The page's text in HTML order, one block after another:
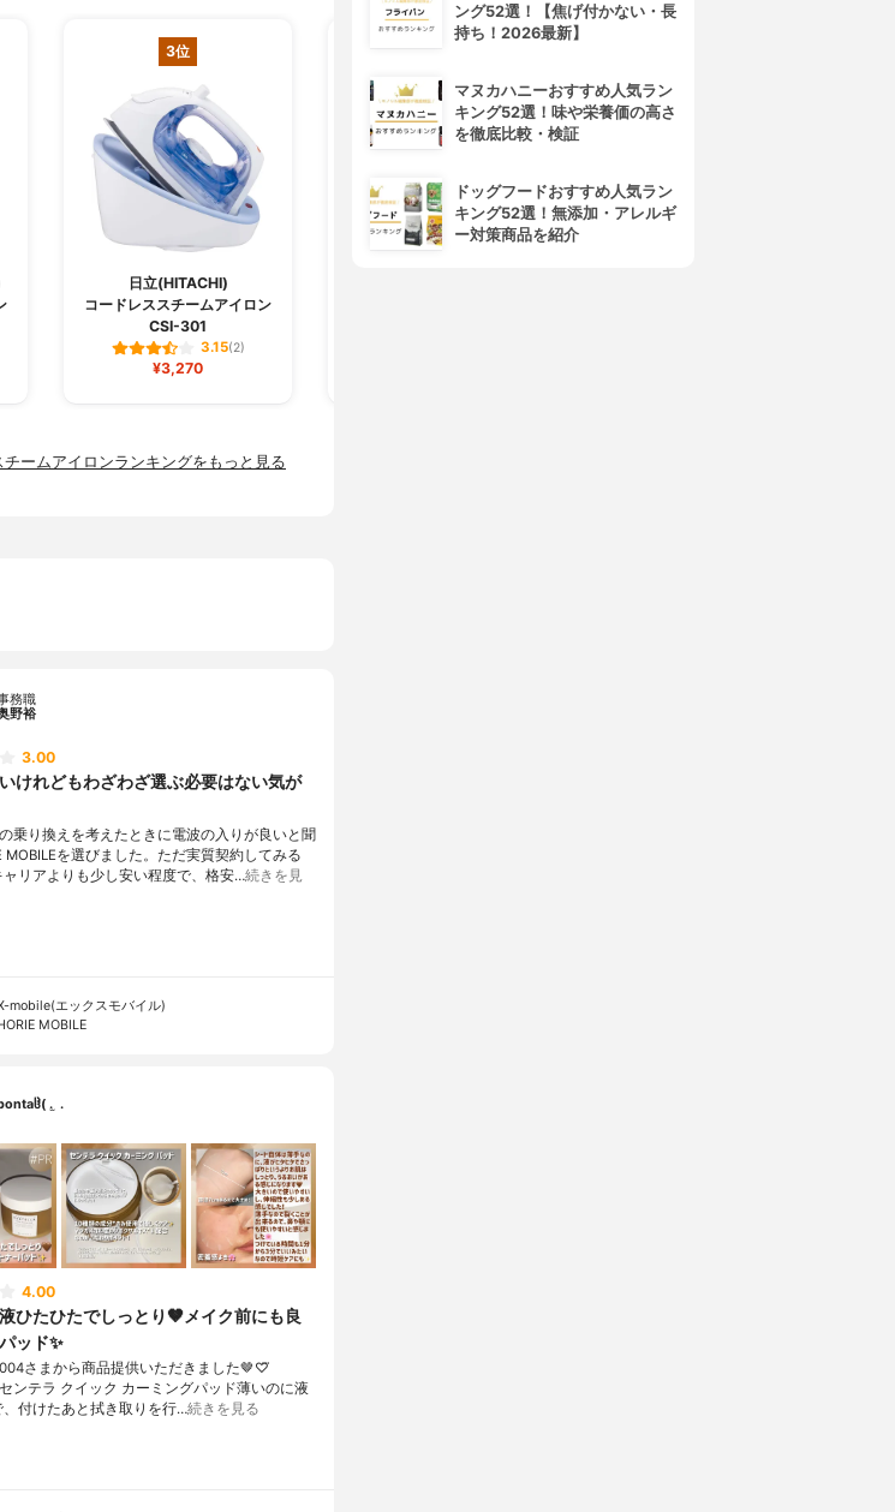
3位
日立(HITACHI)
コードレススチームアイロン
CSI-301
3.15(2)
¥3,270
チームアイロンランキングをもっと見る
務職
野裕
3.00
けれどもわざわざ選ぶ必要はない気が
乗り換えを考えたときに電波の入りが良いと聞
MOBILEを選びました。ただ実質契約してみる
ャリアよりも少し安い程度で、格安…続きを見
mobile(エックスモバイル)
MOBILE
. ̫ .
4.00
ひたひたでしっとり🤎メイク前にも良
ッド✨️
さまから商品提供いただきました🤎♡⃛
ンテラ クイック カーミングパッド薄いのに液
、付けたあと拭き取りを行…続きを見る
ング52選！【焦げ付かない・長
持ち！2026最新】
マヌカハニーおすすめ人気ラン
キング52選！味や栄養価の高さ
を徹底比較・検証
ドッグフードおすすめ人気ラン
キング52選！無添加・アレルギ
ー対策商品を紹介